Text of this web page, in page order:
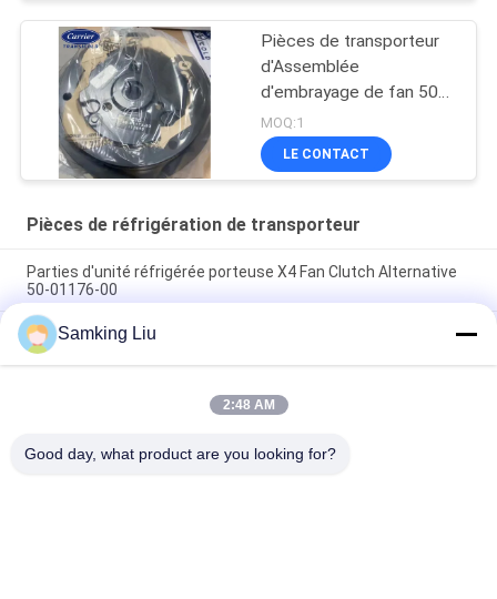
Pièces de transporteur
d'Assemblée
d'embrayage de fan 50-
01173-03/50-01176-00
MOQ:1
LE CONTACT
Pièces de réfrigération de transporteur
Parties d'unité réfrigérée porteuse X4 Fan Clutch Alternative
50-01176-00
50-01171-21 Embrayage pour le transporteur Transicold
Supra 1250 1150 1050 950U 950MT 950 922 1150MT 944
1250MT
50-01165-20 Kit de réparation de l'embrayage pour le support
Samking Liu
2:48 AM
Good day, what product are you looking for?